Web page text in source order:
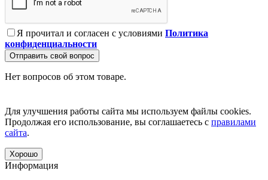
Я прочитал и согласен с условиями Политика
конфиденциальности
Отправить свой вопрос
Нет вопросов об этом товаре.
Для улучшения работы сайта мы используем файлы cookies.
Продолжая его использование, вы соглашаетесь с правилами
сайта.
Хорошо
Информация